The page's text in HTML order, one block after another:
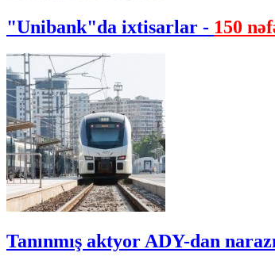
"Unibank"da ixtisarlar - 150
Tanınmış aktyor ADY-dan